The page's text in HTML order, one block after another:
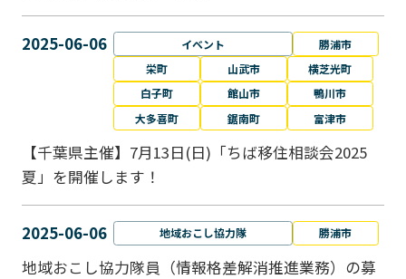
2025-06-06 イベント
勝浦市
栄町
山武市
横芝光町
白子町
館山市
鴨川市
大多喜町
鋸南町 富津市
【千葉県主催】7月13日(日)「ちば移住相談会2025
夏」を開催します！
2025-06-06 地域おこし協力隊 勝浦市
地域おこし協力隊員（情報格差解消推進業務）の募